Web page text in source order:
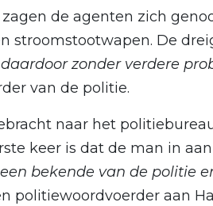
de agenten zich
stroomstootwapen. De
zonder verdere
van de politie.
naar het
keer is dat de man in
bekende van de politie
politiewoordvoerder aan